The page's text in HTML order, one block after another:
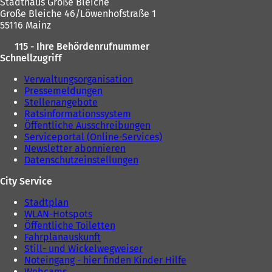
Große Bleiche 46/Löwenhofstraße 1
55116 Mainz
115 - Ihre Behördenrufnummer
Schnellzugriff
Verwaltungsorganisation
Pressemeldungen
Stellenangebote
Ratsinformationssystem
Öffentliche Ausschreibungen
Serviceportal (Online-Services)
Newsletter abonnieren
Datenschutzeinstellungen
City Service
Stadtplan
WLAN-Hotspots
Öffentliche Toiletten
Fahrplanauskunft
Still- und Wickelwegweiser
Noteingang - hier finden Kinder Hilfe